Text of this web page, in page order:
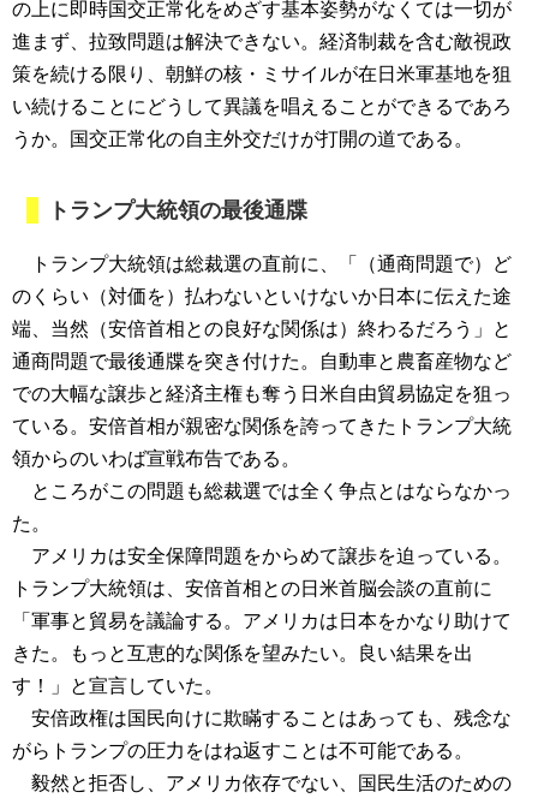
の上に即時国交正常化をめざす基本姿勢がなくては一切が
進まず、拉致問題は解決できない。経済制裁を含む敵視政
策を続ける限り、朝鮮の核・ミサイルが在日米軍基地を狙
い続けることにどうして異議を唱えることができるであろ
うか。国交正常化の自主外交だけが打開の道である。
トランプ大統領の最後通牒
トランプ大統領は総裁選の直前に、「（通商問題で）ど
のくらい（対価を）払わないといけないか⽇本に伝えた途
端、当然（安倍首相との良好な関係は）終わるだろう」と
通商問題で最後通牒を突き付けた。自動車と農畜産物など
での大幅な譲歩と経済主権も奪う日米自由貿易協定を狙っ
ている。安倍首相が親密な関係を誇ってきたトランプ大統
領からのいわば宣戦布告である。
ところがこの問題も総裁選では全く争点とはならなかっ
た。
アメリカは安全保障問題をからめて譲歩を迫っている。
トランプ大統領は、安倍首相との日米首脳会談の直前に
「軍事と貿易を議論する。アメリカは日本をかなり助けて
きた。もっと互恵的な関係を望みたい。良い結果を出
す！」と宣言していた。
安倍政権は国民向けに欺瞞することはあっても、残念な
がらトランプの圧力をはね返すことは不可能である。
毅然と拒否し、アメリカ依存でない、国民生活のための